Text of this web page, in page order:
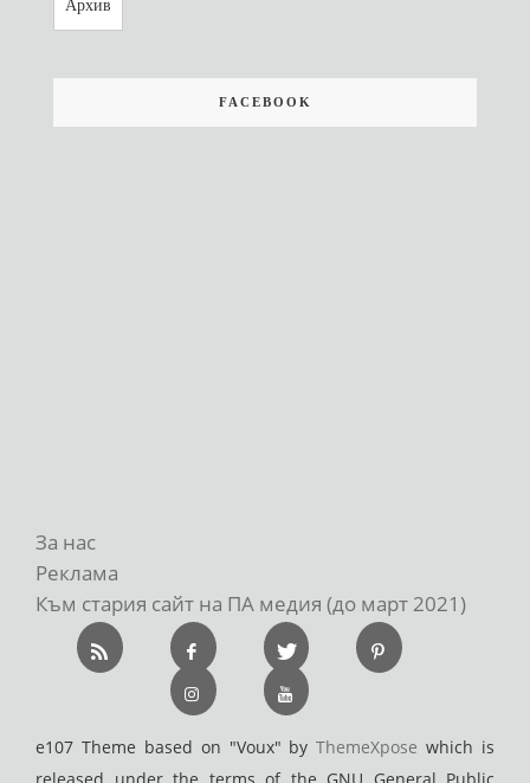
Архив
FACEBOOK
За нас
Реклама
Към стария сайт на ПА медия (до март 2021)
e107 Theme based on "Voux" byThemeXpose which is